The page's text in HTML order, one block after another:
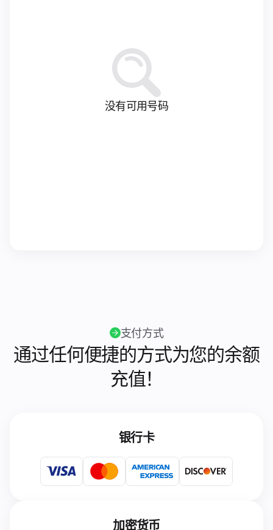
没有可用号码
支付方式
通过任何便捷的方式为您的余额
充值！
银行卡
加密货币